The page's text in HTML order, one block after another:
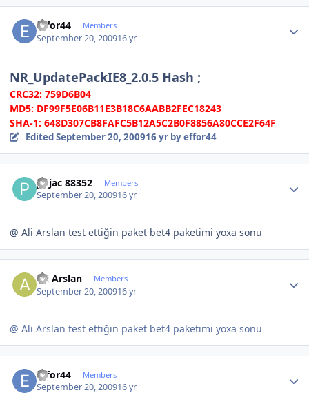
effor44 Members
September 20, 200916 yr
NR_UpdatePackIE8_2.0.5 Hash ;
CRC32: 759D6B04
MD5: DF99F5E06B11E3B18C6AABB2FEC18243
SHA-1: 648D307CB8FAFC5B12A5C2B0F8856A80CCE2F64F
EditedSeptember 20, 200916 yrby effor44
pojac 88352 Members
September 20, 200916 yr
@ Ali Arslan test ettiğin paket bet4 paketimi yoxa sonu
Ali Arslan Members
September 20, 200916 yr
@ Ali Arslan test ettiğin paket bet4 paketimi yoxa sonu
effor44 Members
September 20, 200916 yr